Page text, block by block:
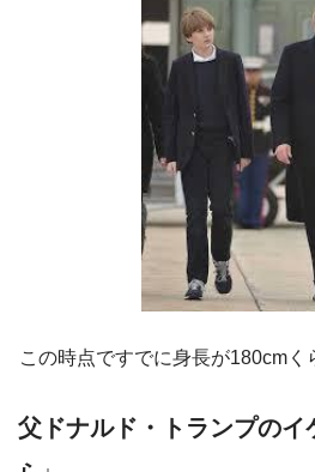
この時点ですでに身長が180cmく
父ドナルド・トランプのイ